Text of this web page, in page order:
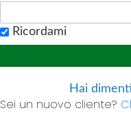
Ricordami
Hai
Sei un nuovo cliente?